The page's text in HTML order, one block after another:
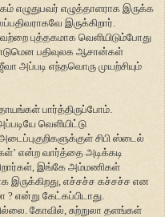
எழுதுபவர் எழுத்தாளராக இருக்க
இருக்கிறார்.
புத்தகமாக வெளியிடும்போது
பதிவுலக ஆசான்கள்
அப்படி எந்தவொரு முயற்சியும்
பார்த்திருப்போம்.
வெளியிட்டு
சிபி ஸ்டைல்
என்ற வார்த்தை அடிக்கடி
இங்கே அம்மணிகள்
இருக்கிறது, எச்சச்ச கச்சச்ச என
என்று கேட்கப்பிடாது.
கோவில், சுற்றுலா தளங்கள்